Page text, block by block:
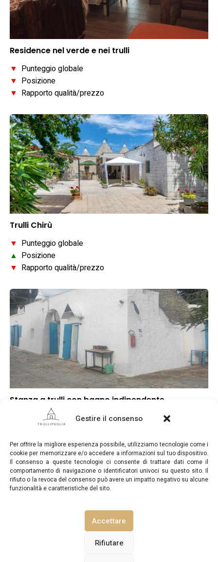
Gestire il consenso
Per offrire la migliore esperienza possibile, utilizziamo tecnologie come i
cookie per memorizzare e/o accedere a informazioni sul tuo dispositivo.
Il consenso a queste tecnologie ci consente di trattare dati come il
comportamento di navigazione o identificatori univoci su questo sito. Il
rifiuto o la revoca del consenso può avere un impatto negativo su alcune
funzionalità e caratteristiche del sito.
Accettare
Rifiutare
Residence nel verde e nei trulli
▼ Punteggio globale
▼ Posizione
▼ Rapporto qualità/prezzo
Trulli Chirù
▼ Punteggio globale
▲ Posizione
▼ Rapporto qualità/prezzo
Stanza a trulli con bagno indipendente
Punteggio globale
▼Rapporto qualità/prezzo
TrulliPuglia.com © Copyright 2026. Tutti i diritti riservati.
INFORMATIVA SULLA PRIVACY